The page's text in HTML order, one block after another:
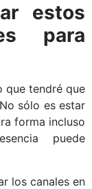
estos
para
que tendré que
sólo es estar
forma incluso
puede
los canales en